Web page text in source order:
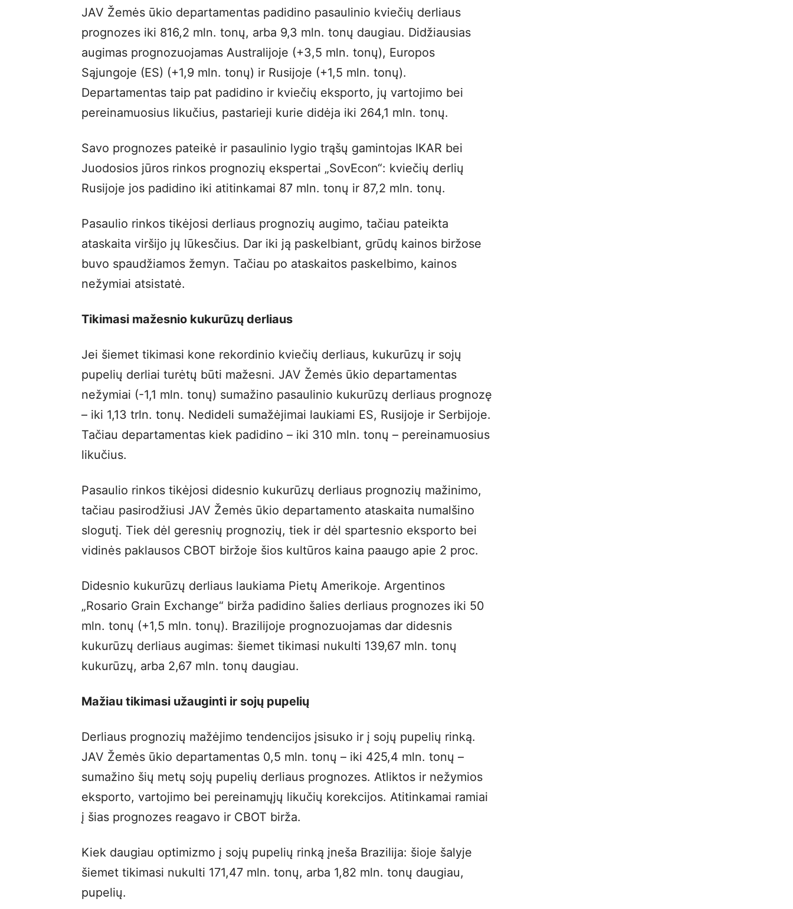
JAV Žemės ūkio departamentas padidino pasaulinio kviečių derliaus
prognozes iki 816,2 mln. tonų, arba 9,3 mln. tonų daugiau. Didžiausias
augimas prognozuojamas Australijoje (+3,5 mln. tonų), Europos
Sąjungoje (ES) (+1,9 mln. tonų) ir Rusijoje (+1,5 mln. tonų).
Departamentas taip pat padidino ir kviečių eksporto, jų vartojimo bei
pereinamuosius likučius, pastarieji kurie didėja iki 264,1 mln. tonų.
Savo prognozes pateikė ir pasaulinio lygio trąšų gamintojas IKAR bei
Juodosios jūros rinkos prognozių ekspertai „SovEcon“: kviečių derlių
Rusijoje jos padidino iki atitinkamai 87 mln. tonų ir 87,2 mln. tonų.
Pasaulio rinkos tikėjosi derliaus prognozių augimo, tačiau pateikta
ataskaita viršijo jų lūkesčius. Dar iki ją paskelbiant, grūdų kainos biržose
buvo spaudžiamos žemyn. Tačiau po ataskaitos paskelbimo, kainos
nežymiai atsistatė.
Tikimasi mažesnio kukurūzų derliaus
Jei šiemet tikimasi kone rekordinio kviečių derliaus, kukurūzų ir sojų
pupelių derliai turėtų būti mažesni. JAV Žemės ūkio departamentas
nežymiai (-1,1 mln. tonų) sumažino pasaulinio kukurūzų derliaus prognozę
– iki 1,13 trln. tonų. Nedideli sumažėjimai laukiami ES, Rusijoje ir Serbijoje.
Tačiau departamentas kiek padidino – iki 310 mln. tonų – pereinamuosius
likučius.
Pasaulio rinkos tikėjosi didesnio kukurūzų derliaus prognozių mažinimo,
tačiau pasirodžiusi JAV Žemės ūkio departamento ataskaita numalšino
slogutį. Tiek dėl geresnių prognozių, tiek ir dėl spartesnio eksporto bei
vidinės paklausos CBOT biržoje šios kultūros kaina paaugo apie 2 proc.
Didesnio kukurūzų derliaus laukiama Pietų Amerikoje. Argentinos
„Rosario Grain Exchange“ birža padidino šalies derliaus prognozes iki 50
mln. tonų (+1,5 mln. tonų). Brazilijoje prognozuojamas dar didesnis
kukurūzų derliaus augimas: šiemet tikimasi nukulti 139,67 mln. tonų
kukurūzų, arba 2,67 mln. tonų daugiau.
Mažiau tikimasi užauginti ir sojų pupelių
Derliaus prognozių mažėjimo tendencijos įsisuko ir į sojų pupelių rinką.
JAV Žemės ūkio departamentas 0,5 mln. tonų – iki 425,4 mln. tonų –
sumažino šių metų sojų pupelių derliaus prognozes. Atliktos ir nežymios
eksporto, vartojimo bei pereinamųjų likučių korekcijos. Atitinkamai ramiai
į šias prognozes reagavo ir CBOT birža.
Kiek daugiau optimizmo į sojų pupelių rinką įneša Brazilija: šioje šalyje
šiemet tikimasi nukulti 171,47 mln. tonų, arba 1,82 mln. tonų daugiau,
pupelių.